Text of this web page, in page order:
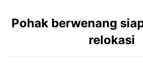
Pohak berwenang
relokasi